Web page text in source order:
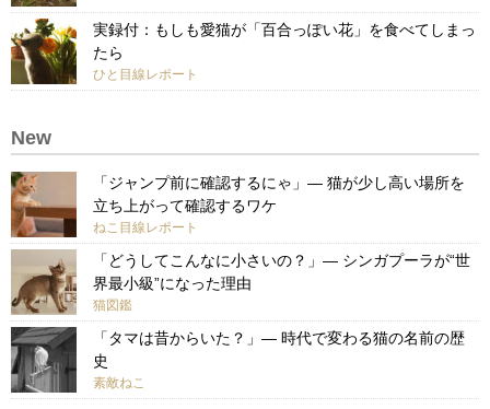
実録付：もしも愛猫が「百合っぽい花」を食べてしまっ
たら
ひと目線レポート
New
「ジャンプ前に確認するにゃ」— 猫が少し高い場所を
立ち上がって確認するワケ
ねこ目線レポート
「どうしてこんなに小さいの？」— シンガプーラが“世
界最小級”になった理由
猫図鑑
「タマは昔からいた？」— 時代で変わる猫の名前の歴
史
素敵ねこ